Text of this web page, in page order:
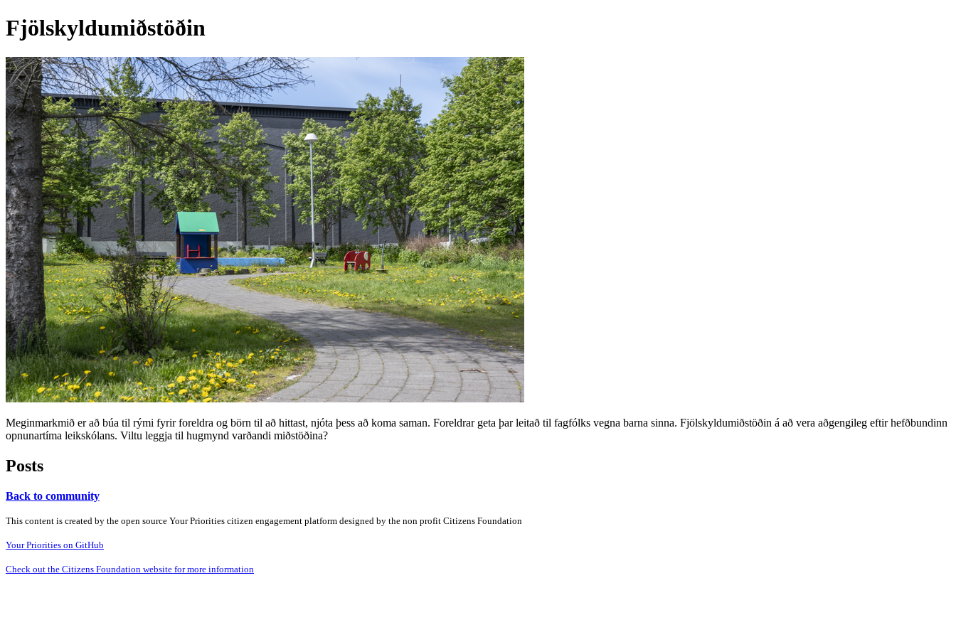
Fjölskyldumiðstöðin
Meginmarkmið er að búa til rými fyrir foreldra og börn til að hittast, njóta þess að koma saman. Foreldrar geta þar leitað til fagfólks vegna barna sinna. Fjölskyldumiðstöðin á að vera aðgengileg eftir hefðbundinn
opnunartíma leikskólans. Viltu leggja til hugmynd varðandi miðstöðina?
Posts
Back to community
This content is created by the open source Your Priorities citizen engagement platform designed by the non profit Citizens Foundation
Your Priorities on GitHub
Check out the Citizens Foundation website for more information